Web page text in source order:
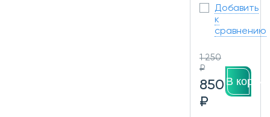
Добавить
к
сравнению
1 250
₽
850
₽
В